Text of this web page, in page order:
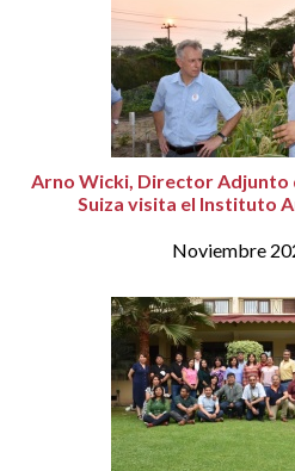
Arno Wicki, Director Adjunto
Suiza visita el Instituto
Noviembre